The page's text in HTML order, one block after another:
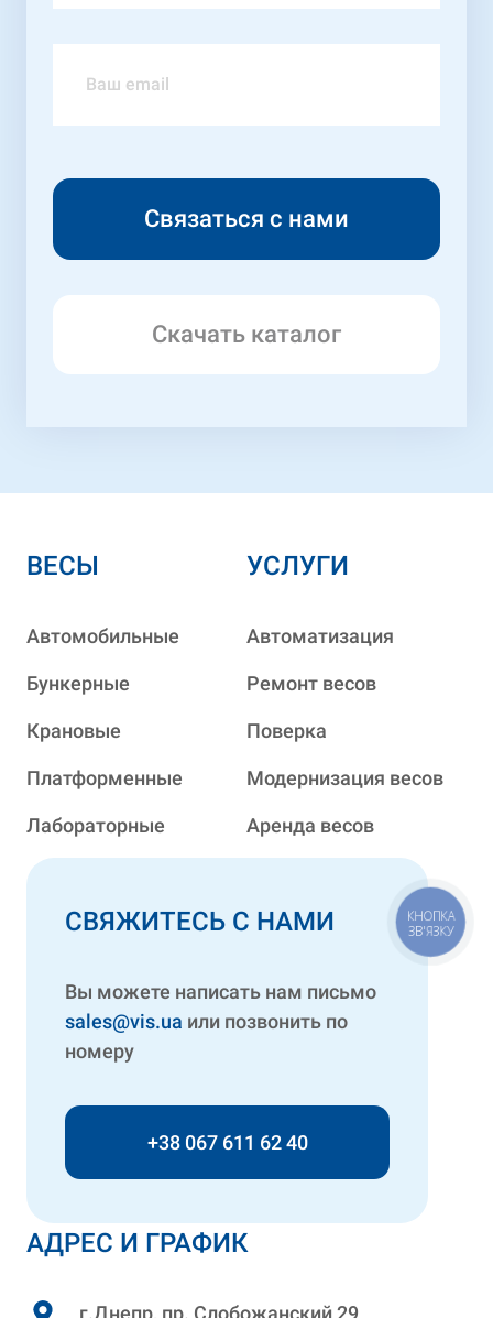
Скачать каталог
АДРЕС И ГРАФИК
г.Днепр, пр. Слобожанский 29
ВЕСЫ
Автомобильные
Бункерные
Крановые
Платформенные
Лабораторные
УСЛУГИ
Автоматизация
Ремонт весов
Поверка
Модернизация весов
Аренда весов
СВЯЖИТЕСЬ С НАМИ
Вы можете написать нам письмо
sales@vis.ua или позвонить по
номеру
+38 067 611 62 40
КНОПКА
ЗВ'ЯЗКУ